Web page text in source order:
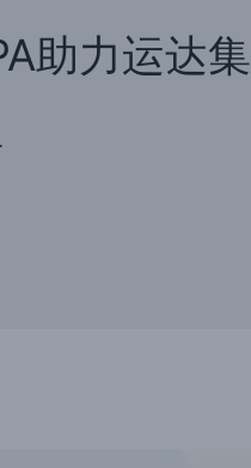
助力运达集